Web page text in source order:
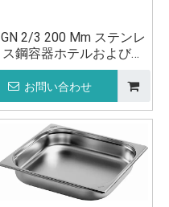
GN 2/3 200 Mm ステンレ
ス鋼容器ホテルおよびレ
ストラン用品ポット
お問い合わせ